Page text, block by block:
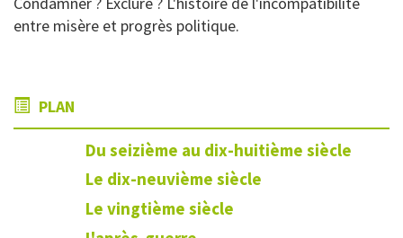
entre misère et progrès politique.
PLAN
Du seizième au dix-huitième siècle
Le dix-neuvième siècle
Le vingtième siècle